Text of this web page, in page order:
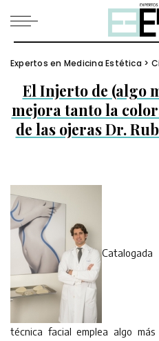
Expertos en Medicina Estética >
El Injerto de (algo
mejora tanto la
de las ojeras Dr.
técnica facial emplea algo